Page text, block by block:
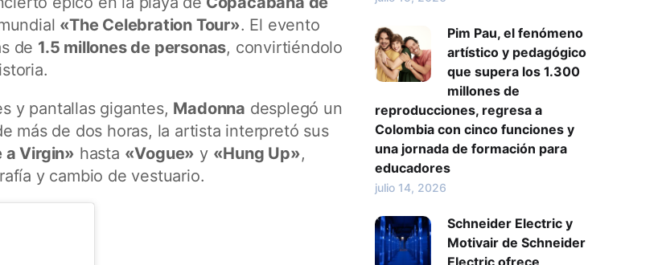
«The Celebration Tour». El evento
de 1.5 millones de personas, convirtiéndolo
y pantallas gigantes, Madonna desplegó un
más de dos horas, la artista interpretó sus
a Virgin» hasta «Vogue» y «Hung Up»,
y cambio de vestuario.
Pim Pau, el fenómeno
artístico y pedagógico
que supera los 1.300
millones de
reproducciones, regresa a
Colombia con cinco funciones y
una jornada de formación para
educadores
julio 14, 2026
Schneider Electric y
Motivair de Schneider